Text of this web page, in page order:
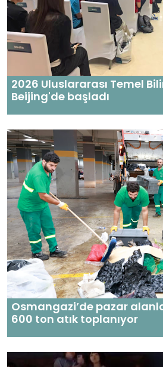
2026 Uluslararası Temel
Beijing'de başladı
Osmangazi’de pazar
600 ton atık toplanıyor